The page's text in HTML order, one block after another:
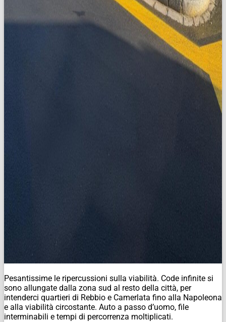
Pesantissime le ripercussioni sulla viabilità. Code infinite si
sono allungate dalla zona sud al resto della città, per
intenderci quartieri di Rebbio e Camerlata fino alla Napoleona
e alla viabilità circostante. Auto a passo d’uomo, file
interminabili e tempi di percorrenza moltiplicati.